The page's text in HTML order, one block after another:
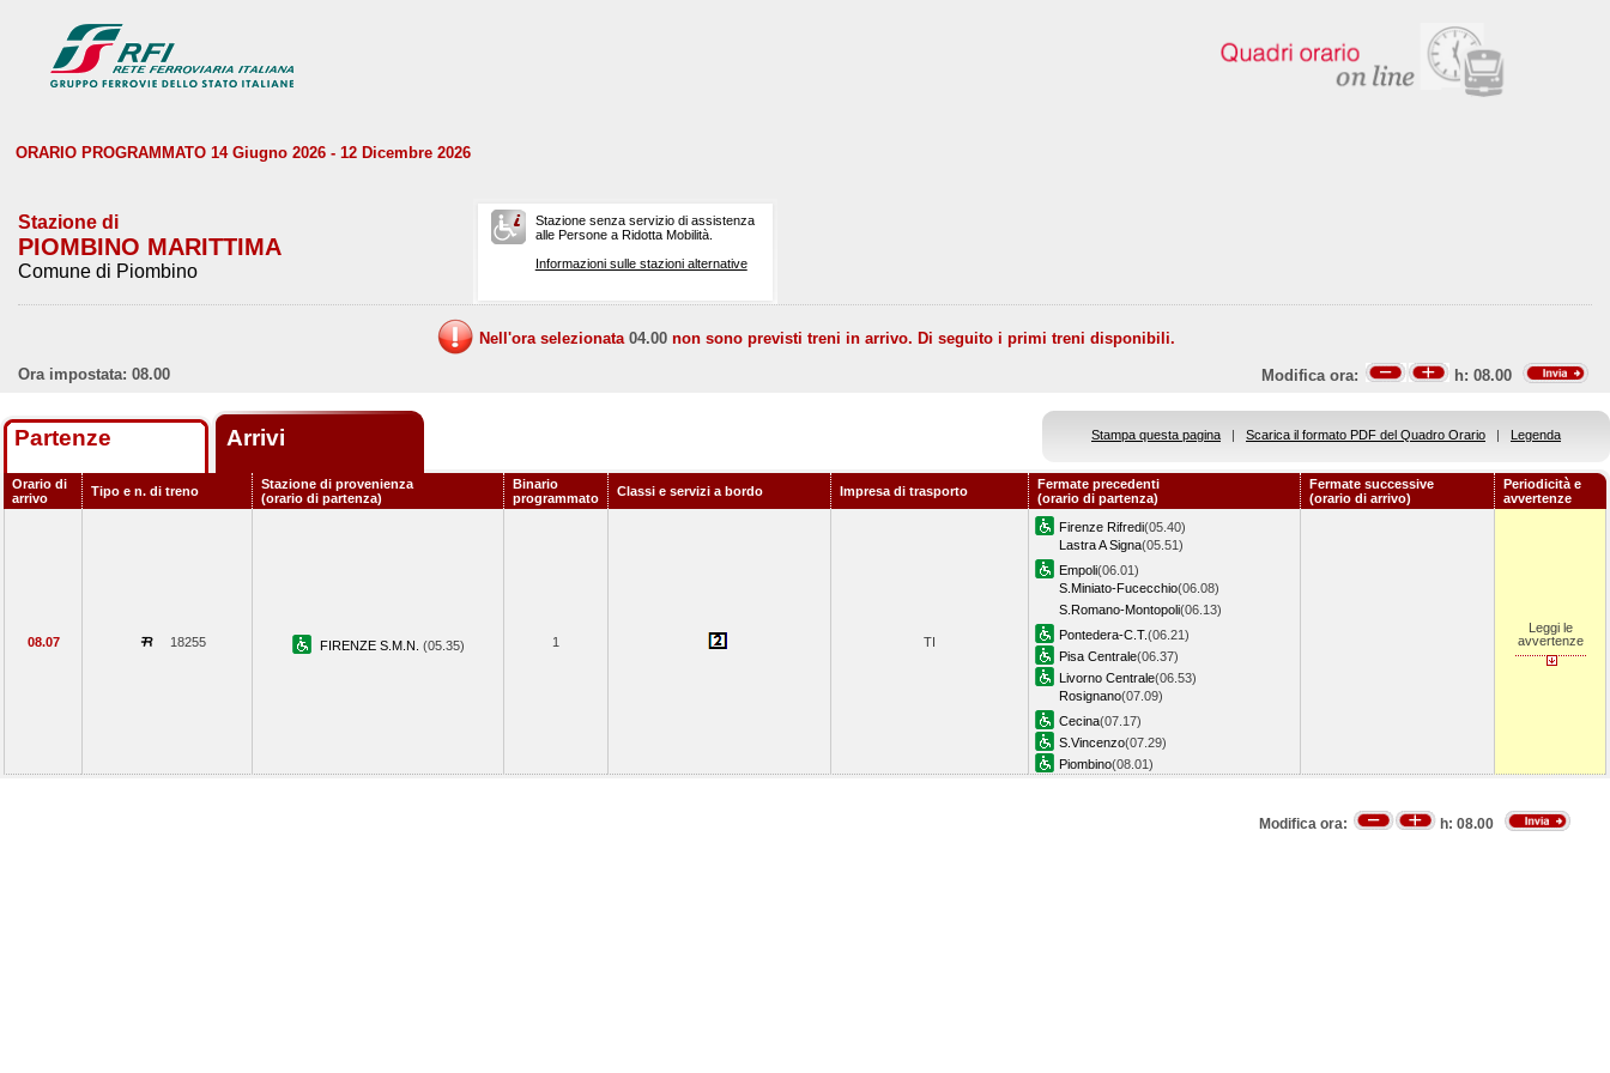
ORARIO PROGRAMMATO 14 Giugno 2026 - 12 Dicembre 2026
Stazione di
PIOMBINO MARITTIMA
Comune di Piombino
Stazione senza servizio di assistenza
alle Persone a Ridotta Mobilità.
Informazioni sulle stazioni alternative
Nell'ora selezionata 04.00 non sono previsti treni in arrivo. Di seguito i primi treni disponibili.
Ora impostata: 08.00
Modifica ora: h: 08.00
Partenze Arrivi Stampa questa pagina | Scarica il formato PDF del Quadro Orario | Legenda
Orario di
arrivo
Tipo e n. di treno
Stazione di provenienza
(orario di partenza)
Binario
programmato
Classi e servizi a bordo Impresa di trasporto
Fermate precedenti
(orario di partenza)
Fermate successive
(orario di arrivo)
Periodicità e
avvertenze
08.07 18255 FIRENZE S.M.N. (05.35) 1 TI
Firenze Rifredi(05.40)
Lastra A Signa(05.51)
Empoli(06.01)
S.Miniato-Fucecchio(06.08)
S.Romano-Montopoli(06.13)
Pontedera-C.T.(06.21)
Pisa Centrale(06.37)
Livorno Centrale(06.53)
Rosignano(07.09)
Cecina(07.17)
S.Vincenzo(07.29)
Piombino(08.01)
Leggi le
avvertenze
Modifica ora: h: 08.00